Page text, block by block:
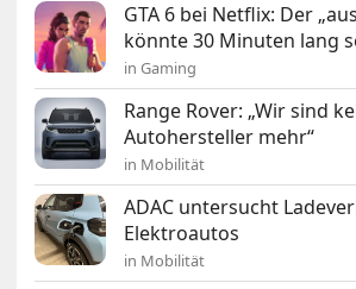
GTA 6 bei Netflix: Der
könnte 30 Minuten lang
in Gaming
Range Rover: „Wir sind
Autohersteller mehr“
in Mobilität
ADAC untersucht
Elektroautos
in Mobilität